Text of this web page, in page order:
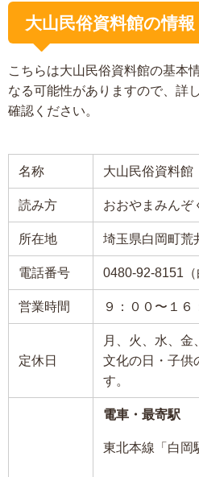
大山民俗資料館の情報
こちらは大山民俗資料館の基本
なる可能性がありますので、詳
確認ください。
名称 大山民俗資料館
読み方 おおやまみんぞ
所在地 埼玉県白岡町荒
電話番号 0480-92-8151（
営業時間 ９：００〜１６
定休日
月、火、水、
文化の日・子供
す。
電車・最寄駅
東北本線「白